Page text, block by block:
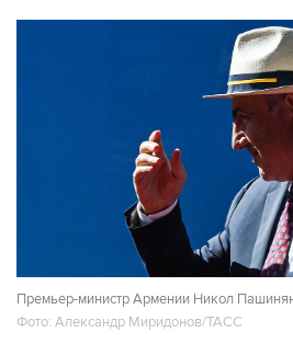
Премьер-министр Армении Никол Пашинян
Фото: Александр Миридонов/ТАСС
Москва. 7 августа.